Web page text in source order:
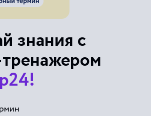
знания с